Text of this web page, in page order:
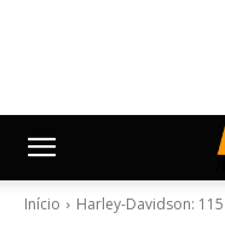
Início Harley-Davidson: